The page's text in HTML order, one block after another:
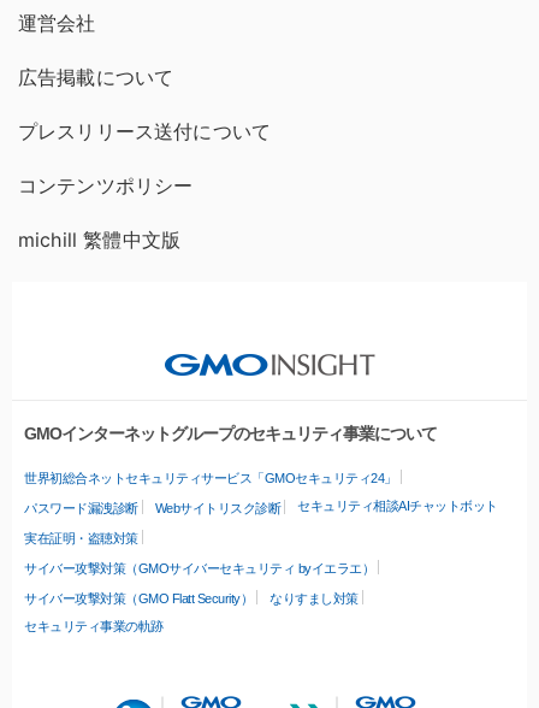
運営会社
広告掲載について
プレスリリース送付について
コンテンツポリシー
michill 繁體中文版
GMOインターネットグループのセキュリティ事業について
世界初総合ネットセキュリティサービス「GMOセキュリティ24」
パスワード漏洩診断 Webサイトリスク診断 セキュリティ相談AIチャットボット
実在証明・盗聴対策
サイバー攻撃対策（GMOサイバーセキュリティ byイエラエ）
サイバー攻撃対策（GMO Flatt Security）
なりすまし対策
セキュリティ事業の軌跡